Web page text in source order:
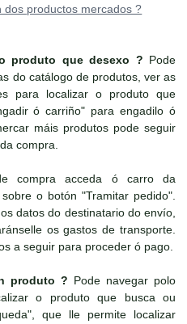
dos productos mercados ?
produto que desexo ? Pode
do catálogo de produtos, ver as
para localizar o produto que
ó carriño" para engadilo ó
máis produtos pode seguir
compra.
compra acceda ó carro da
o botón "Tramitar pedido".
datos do destinatario do envío,
os gastos de transporte.
a seguir para proceder ó pago.
produto ? Pode navegar polo
o produto que busca ou
que lle permite localizar